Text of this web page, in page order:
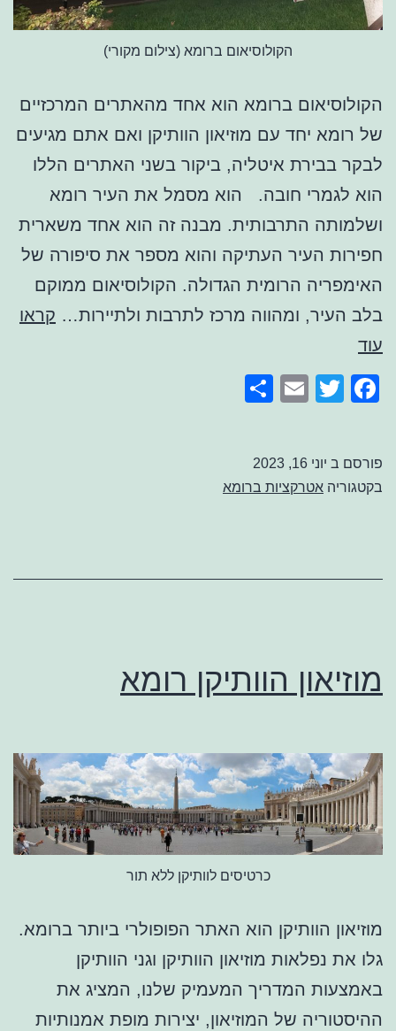
הקולוסיאום ברומא (צילום מקורי)
הקולוסיאום ברומא הוא אחד מהאתרים המרכזיים
של רומא יחד עם מוזיאון הוותיקן ואם אתם מגיעים
לבקר בבירת איטליה, ביקור בשני האתרים הללו
הוא לגמרי חובה. הוא מסמל את העיר רומא
ושלמותה התרבותית. מבנה זה הוא אחד משארית
חפירות העיר העתיקה והוא מספר את סיפורה של
האימפריה הרומית הגדולה. הקולוסיאום ממוקם
בלב העיר, ומהווה מרכז לתרבות ולתיירות… קראו
עודהקולוסיאום
ברומא
Facebook
Twitter
Email
פורסם ב יוני 16, 2023
בקטגוריה אטרקציות ברומא
מוזיאון הוותיקן רומא
כרטיסים לוותיקן ללא תור
מוזיאון הוותיקן הוא האתר הפופולרי ביותר ברומא.
גלו את נפלאות מוזיאון הוותיקן וגני הוותיקן
באמצעות המדריך המעמיק שלנו, המציג את
ההיסטוריה של המוזיאון, יצירות מופת אמנותיות